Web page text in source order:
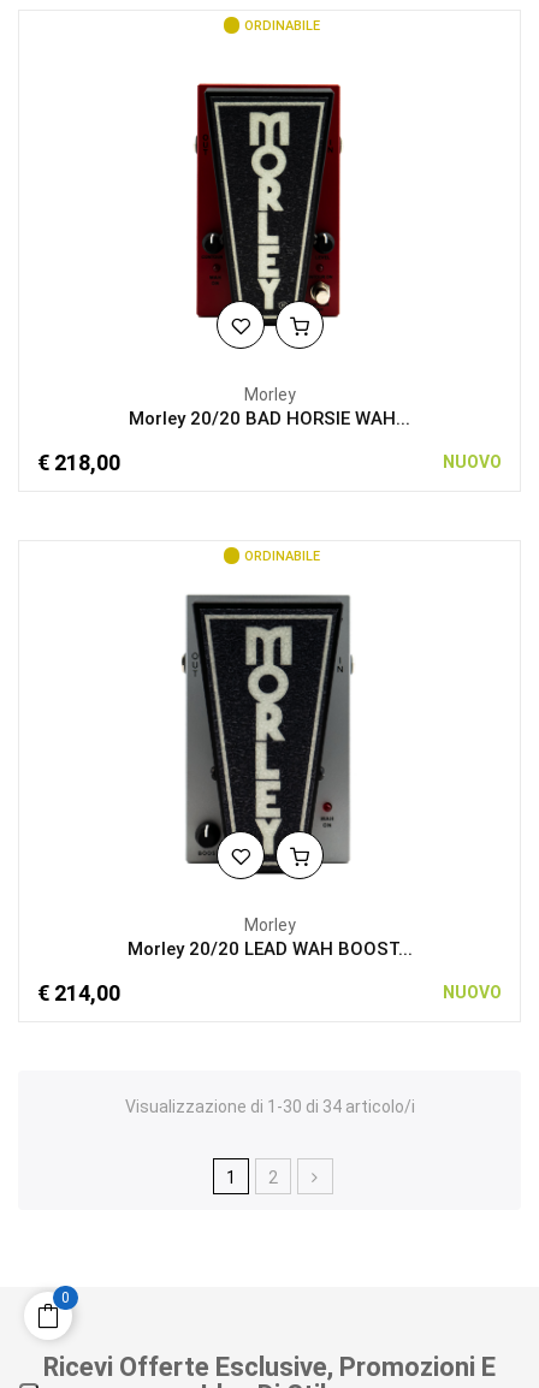
ORDINABILE
Morley
Morley 20/20 BAD HORSIE WAH...
€ 218,00 NUOVO
ORDINABILE
Morley
Morley 20/20 LEAD WAH BOOST...
€ 214,00 NUOVO
Visualizzazione di 1-30 di 34 articolo/i
1 2
Ricevi Offerte Esclusive, Promozioni E
0